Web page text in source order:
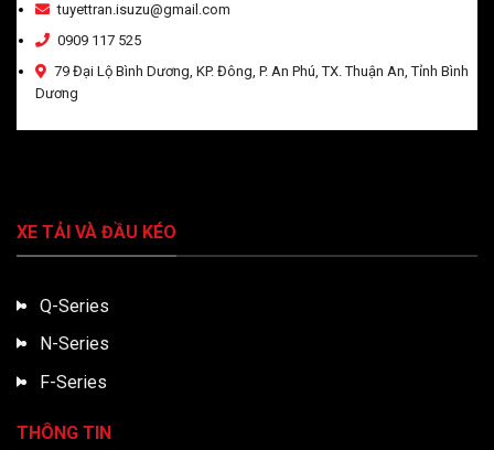
tuyettran.isuzu@gmail.com
0909 117 525
79 Đại Lộ Bình Dương, KP. Đông, P. An Phú, TX. Thuận An, Tỉnh Bình
Dương
XE TẢI VÀ ĐẦU KÉO
Q-Series
N-Series
F-Series
THÔNG TIN